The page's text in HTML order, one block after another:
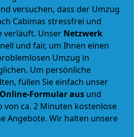
versuchen, dass der Umzug
Cabimas stressfrei und
verläuft. Unser Netzwerk
und fair, um Ihnen einen
Umzug in
Um persönliche
füllen Sie einfach unser
Formular aus und
von ca. 2 Minuten kostenlose
Angebote. Wir halten unsere